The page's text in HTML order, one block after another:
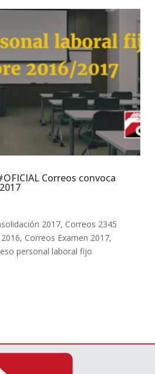
Correos convoca
2017, Correos 2345
, Correos Examen 2017,
personal laboral fijo